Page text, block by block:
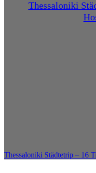
Thessaloniki
Thessaloniki Städtetrip – 16